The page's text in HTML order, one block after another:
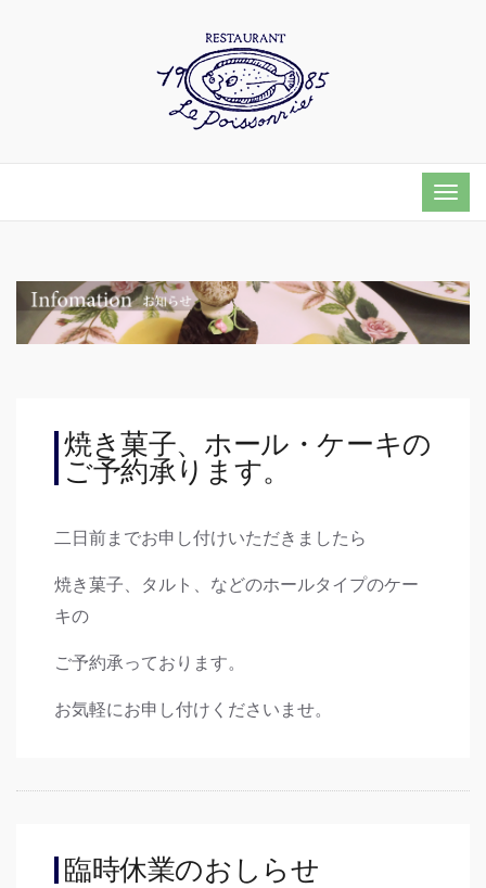
焼き菓子、ホール・ケーキの
ご予約承ります。
二日前までお申し付けいただきましたら
焼き菓子、タルト、などのホールタイプのケー
キの
ご予約承っております。
お気軽にお申し付けくださいませ。
臨時休業のおしらせ